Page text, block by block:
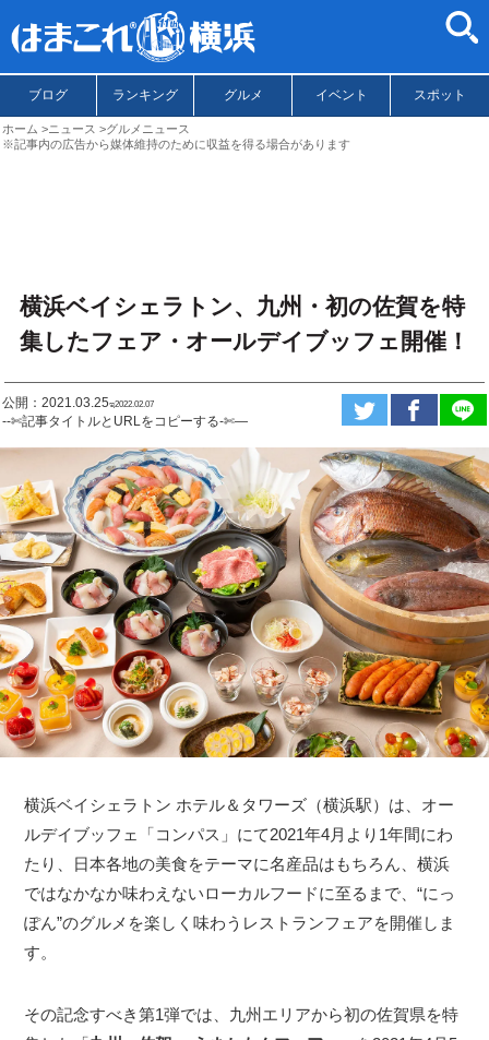
ブログ ランキング グルメ イベント スポット
ホーム ニュース
グルメニュース
※記事内の広告から媒体維持のために収益を得る場合があります
横浜ベイシェラトン、九州・初の佐賀を特
集したフェア・オールデイブッフェ開催！
公開：2021.03.25ಇ2022.02.07
--✄記事タイトルとURLをコピーする-✄—
横浜ベイシェラトン ホテル＆タワーズ（横浜駅）は、オー
ルデイブッフェ「コンパス」にて2021年4月より1年間にわ
たり、日本各地の美食をテーマに名産品はもちろん、横浜
ではなかなか味わえないローカルフードに至るまで、“にっ
ぽん”のグルメを楽しく味わうレストランフェアを開催しま
す。
その記念すべき第1弾では、九州エリアから初の佐賀県を特